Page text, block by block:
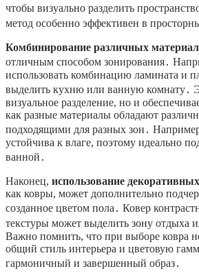
чтобы визуально разделить
метод особенно эффективен в
Комбинирование различных
отличным способом зонирования․
использовать комбинацию ламината и
выделить кухню или ванную комнату․
визуальное разделение, но и
как разные материалы обладают
подходящими для разных зон․
устойчива к влаге, поэтому идеально
ванной․
Наконец, использование
как ковры, может дополнительно
созданное цветом пола․ Ковер
текстуры может выделить зону отдыха
Важно помнить, что при выборе ковра
общий стиль интерьера и цветовую
гармоничный и завершенный образ․